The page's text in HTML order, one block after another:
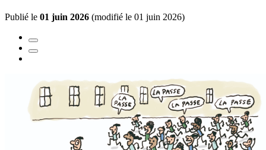
Publié le 01 juin 2026 (modifié le 01 juin 2026)